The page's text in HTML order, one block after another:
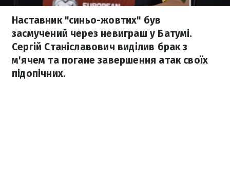
Наставник "синьо-жовтих" був
засмучений через невиграш у Батумі.
Сергій Станіславович виділив брак з
м'ячем та погане завершення атак своїх
підопічних.